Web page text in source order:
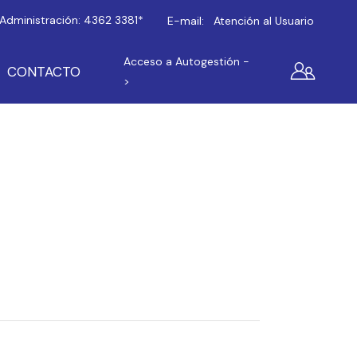
Administración: 4362 3381* E-mail: Atención al Usuario
CONTACTO
Acceso a Autogestión -
>